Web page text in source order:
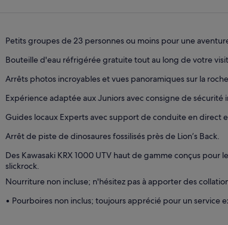
Petits groupes de 23 personnes ou moins pour une
Bouteille d'eau réfrigérée gratuite tout au long de votre
Arrêts photos incroyables et vues panoramiques sur la
Expérience adaptée aux Juniors avec consigne de sécurité
Guides locaux Experts avec support de conduite en direct
Arrêt de piste de dinosaures fossilisés près de Lion’s Back.
Des Kawasaki KRX 1000 UTV haut de gamme conçus pour
slickrock.
Nourriture non incluse; n'hésitez pas à apporter des
• Pourboires non inclus; toujours apprécié pour un service